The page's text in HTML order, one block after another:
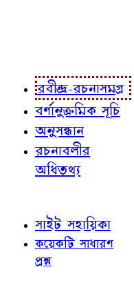
রবীন্দ্র-রচনাসমগ্র
বর্ণানুক্রমিক সূচি
অনুসন্ধান
রচনাবলীর
অধিতথ্য
সাইট সহায়িকা
কয়েকটি সাধারণ
প্রশ্ন